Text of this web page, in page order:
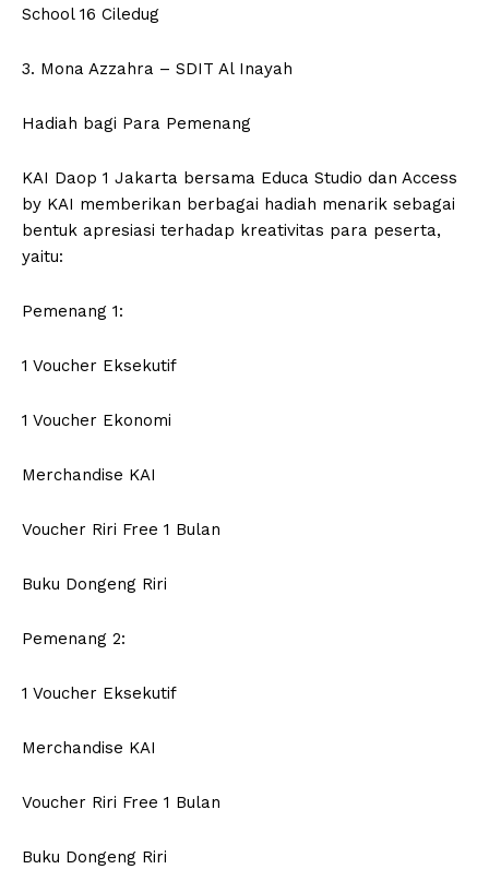
School 16 Ciledug
3. Mona Azzahra – SDIT Al Inayah
Hadiah bagi Para Pemenang
KAI Daop 1 Jakarta bersama Educa Studio dan Access
by KAI memberikan berbagai hadiah menarik sebagai
bentuk apresiasi terhadap kreativitas para peserta,
yaitu:
Pemenang 1:
1 Voucher Eksekutif
1 Voucher Ekonomi
Merchandise KAI
Voucher Riri Free 1 Bulan
Buku Dongeng Riri
Pemenang 2:
1 Voucher Eksekutif
Merchandise KAI
Voucher Riri Free 1 Bulan
Buku Dongeng Riri